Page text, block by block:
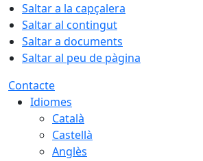
Saltar a la capçalera
Saltar al contingut
Saltar a documents
Saltar al peu de pàgina
Contacte
Idiomes
Català
Castellà
Anglès